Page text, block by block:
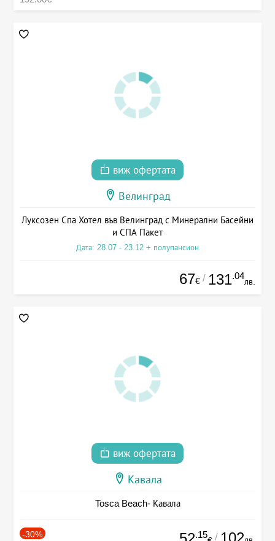
виж офертата
Велинград
Луксозен Спа Хотел във Велинград с Минерални Басейни
и СПА Пакет
Дата: 28.07 - 23.12 + полупансион
67€ / 131.04
лв.
виж офертата
Кавала
Tosca Beach- Кавала
-30% .15 /